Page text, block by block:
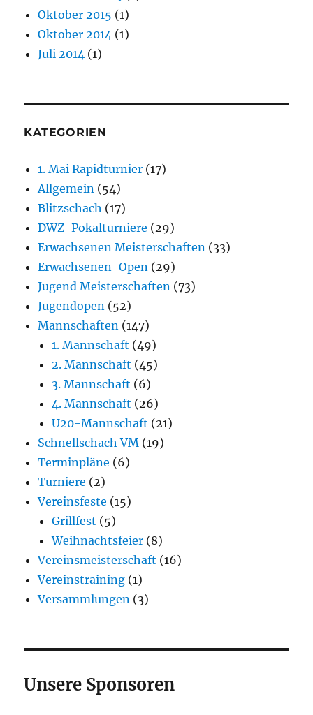
Oktober 2015 (1)
Oktober 2014 (1)
Juli 2014 (1)
KATEGORIEN
1. Mai Rapidturnier (17)
Allgemein (54)
Blitzschach (17)
DWZ-Pokalturniere (29)
Erwachsenen Meisterschaften (33)
Erwachsenen-Open (29)
Jugend Meisterschaften (73)
Jugendopen (52)
Mannschaften (147)
1. Mannschaft (49)
2. Mannschaft (45)
3. Mannschaft (6)
4. Mannschaft (26)
U20-Mannschaft (21)
Schnellschach VM (19)
Terminpläne (6)
Turniere (2)
Vereinsfeste (15)
Grillfest (5)
Weihnachtsfeier (8)
Vereinsmeisterschaft (16)
Vereinstraining (1)
Versammlungen (3)
Unsere Sponsoren